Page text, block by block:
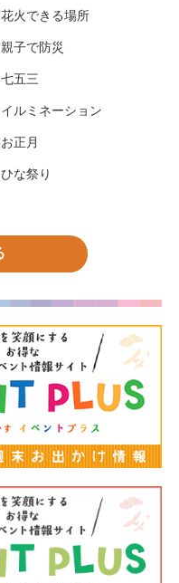
花火できる場所
親子で防災
七五三
イルミネーション
お正月
ひな祭り